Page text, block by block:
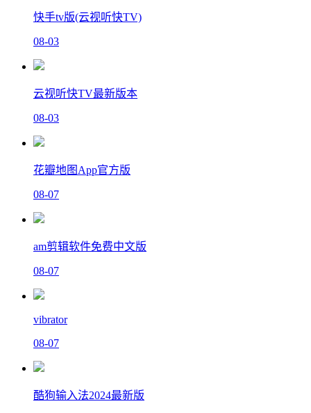
快手tv版(云视听快TV)
08-03
云视听快TV最新版本
08-03
花瓣地图App官方版
08-07
am剪辑软件免费中文版
08-07
vibrator
08-07
酷狗输入法2024最新版